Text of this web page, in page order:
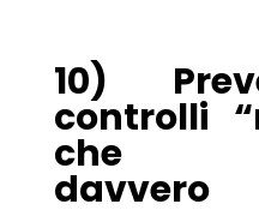
10)
controlli
che
davvero